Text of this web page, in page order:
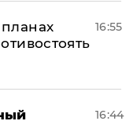
16:55
16:44